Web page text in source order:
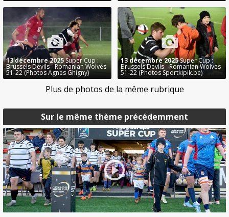
Sur le même thème précédemment
13 décembre 2025Super Cup :
Brussels Devils - Romanian Wolves
51-22 (Photos Agnès Ghigny)
13 décembre 2025Super Cup :
Brussels Devils - Romanian Wolves
51-22 (Photos Sportkipik.be)
Plus de photos de la même rubrique